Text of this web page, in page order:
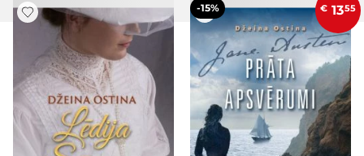
-15% € 1355